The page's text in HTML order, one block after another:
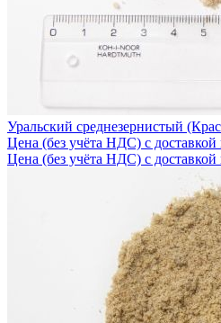
Уральский среднезернистый
Цена (без учёта НДС) с
Цена (без учёта НДС) с доставкой